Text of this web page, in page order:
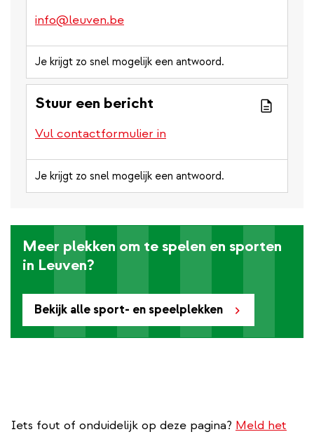
info@leuven.be
Je krijgt zo snel mogelijk een antwoord.
Stuur een bericht
Vul contactformulier in
Je krijgt zo snel mogelijk een antwoord.
Bekijk alle sport- en speelplekken
Meer plekken om te spelen en sporten
in Leuven?
Iets fout of onduidelijk op deze pagina? Meld het